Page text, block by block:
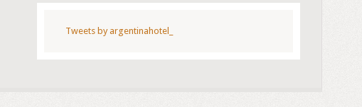
Tweets by argentinahotel_